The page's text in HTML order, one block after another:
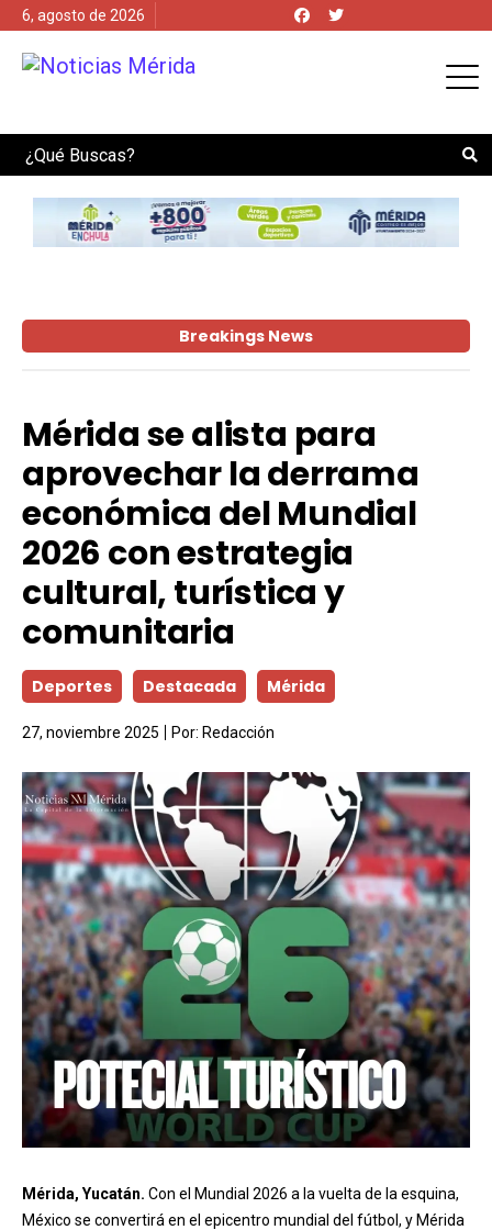
6, agosto de 2026
Search
Breakings News
Mérida se alista para
aprovechar la derrama
económica del Mundial
2026 con estrategia
cultural, turística y
comunitaria
Deportes Destacada Mérida
27, noviembre 2025 Por: Redacción
Mérida, Yucatán. Con el Mundial 2026 a la vuelta de la esquina,
México se convertirá en el epicentro mundial del fútbol, y Mérida